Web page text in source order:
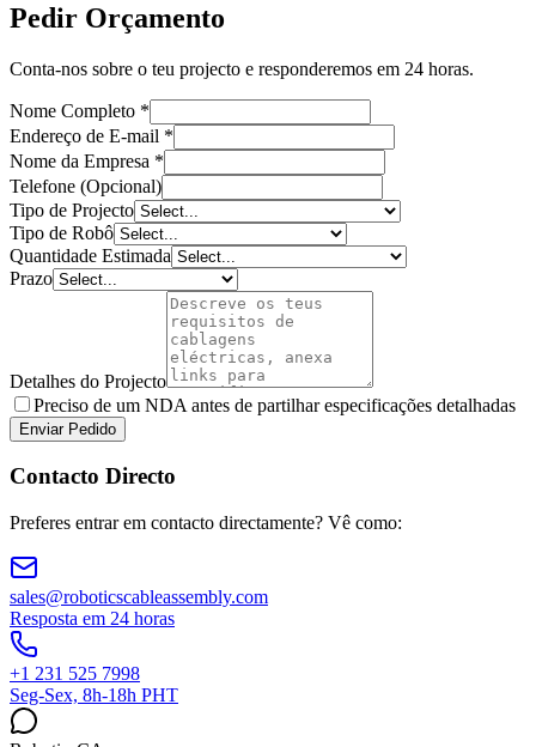
Pedir Orçamento
Conta-nos sobre o teu projecto e responderemos em 24 horas.
Nome Completo *
Endereço de E-mail *
Nome da Empresa *
Telefone (Opcional)
Tipo de Projecto
Tipo de Robô
Quantidade Estimada
Prazo
Detalhes do Projecto
Preciso de um NDA antes de partilhar especificações detalhadas
Enviar Pedido
Contacto Directo
Preferes entrar em contacto directamente? Vê como:
sales@roboticscableassembly.com
Resposta em 24 horas
+1 231 525 7998
Seg-Sex, 8h-18h PHT